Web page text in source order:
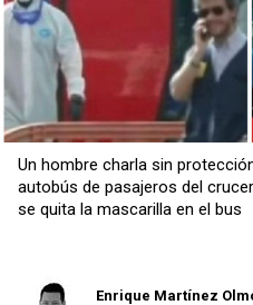
Un hombre charla sin
autobús de pasajeros del
se quita la mascarilla en el bus
Enrique Martínez